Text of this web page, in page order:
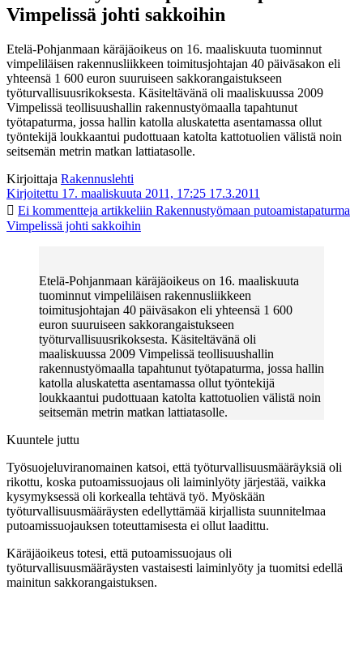
Vimpelissä johti sakkoihin
Etelä-Pohjanmaan käräjäoikeus on 16. maaliskuuta tuominnut
vimpeliläisen rakennusliikkeen toimitusjohtajan 40 päiväsakon eli
yhteensä 1 600 euron suuruiseen sakkorangaistukseen
työturvallisuusrikoksesta. Käsiteltävänä oli maaliskuussa 2009
Vimpelissä teollisuushallin rakennustyömaalla tapahtunut
työtapaturma, jossa hallin katolla aluskatetta asentamassa ollut
työntekijä loukkaantui pudottuaan katolta kattotuolien välistä noin
seitsemän metrin matkan lattiatasolle.
Kirjoittaja Rakennuslehti
Kirjoitettu 17. maaliskuuta 2011, 17:25 17.3.2011
Ei kommentteja artikkeliin Rakennustyömaan putoamistapaturma
Vimpelissä johti sakkoihin
Etelä-Pohjanmaan käräjäoikeus on 16. maaliskuuta
tuominnut vimpeliläisen rakennusliikkeen
toimitusjohtajan 40 päiväsakon eli yhteensä 1 600
euron suuruiseen sakkorangaistukseen
työturvallisuusrikoksesta. Käsiteltävänä oli
maaliskuussa 2009 Vimpelissä teollisuushallin
rakennustyömaalla tapahtunut työtapaturma, jossa hallin
katolla aluskatetta asentamassa ollut työntekijä
loukkaantui pudottuaan katolta kattotuolien välistä noin
seitsemän metrin matkan lattiatasolle.
Kuuntele juttu
Työsuojeluviranomainen katsoi, että työturvallisuusmääräyksiä oli
rikottu, koska putoamissuojaus oli laiminlyöty järjestää, vaikka
kysymyksessä oli korkealla tehtävä työ. Myöskään
työturvallisuusmääräysten edellyttämää kirjallista suunnitelmaa
putoamissuojauksen toteuttamisesta ei ollut laadittu.
Käräjäoikeus totesi, että putoamissuojaus oli
työturvallisuusmääräysten vastaisesti laiminlyöty ja tuomitsi edellä
mainitun sakkorangaistuksen.